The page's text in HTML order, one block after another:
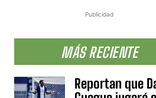
Publicidad
MÁS RECIENTE
Reportan que